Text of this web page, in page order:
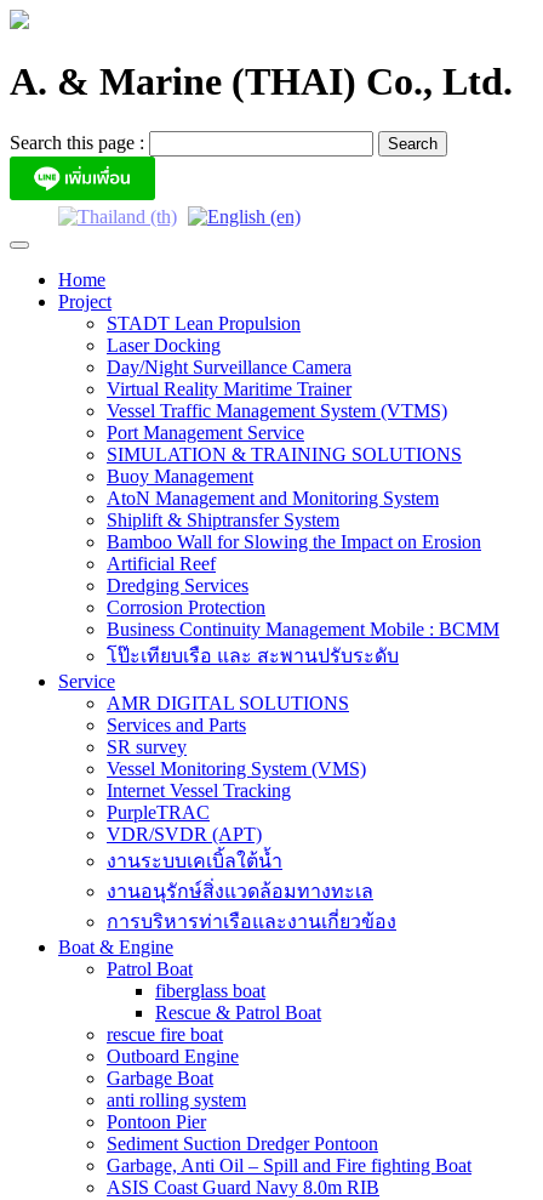
Skip
A. & Marine (THAI) Co., Ltd.
Search this page :
Home
Project
STADT Lean Propulsion
Laser Docking
Day/Night Surveillance Camera
Virtual Reality Maritime Trainer
Vessel Traffic Management System (VTMS)
Port Management Service
SIMULATION & TRAINING SOLUTIONS
Buoy Management
AtoN Management and Monitoring System
Shiplift & Shiptransfer System
Bamboo Wall for Slowing the Impact on Erosion
Artificial Reef
Dredging Services
Corrosion Protection
Business Continuity Management Mobile : BCMM
โป๊ะเทียบเรือ และ สะพานปรับระดับ
Service
AMR DIGITAL SOLUTIONS
Services and Parts
SR survey
Vessel Monitoring System (VMS)
Internet Vessel Tracking
PurpleTRAC
VDR/SVDR (APT)
งานระบบเคเบิ้ลใต้น้ำ
งานอนุรักษ์สิ่งแวดล้อมทางทะเล
การบริหารท่าเรือและงานเกี่ยวข้อง
Boat & Engine
Patrol Boat
fiberglass boat
Rescue & Patrol Boat
rescue fire boat
Outboard Engine
Garbage Boat
anti rolling system
Pontoon Pier
Sediment Suction Dredger Pontoon
Garbage, Anti Oil – Spill and Fire fighting Boat
ASIS Coast Guard Navy 8.0m RIB